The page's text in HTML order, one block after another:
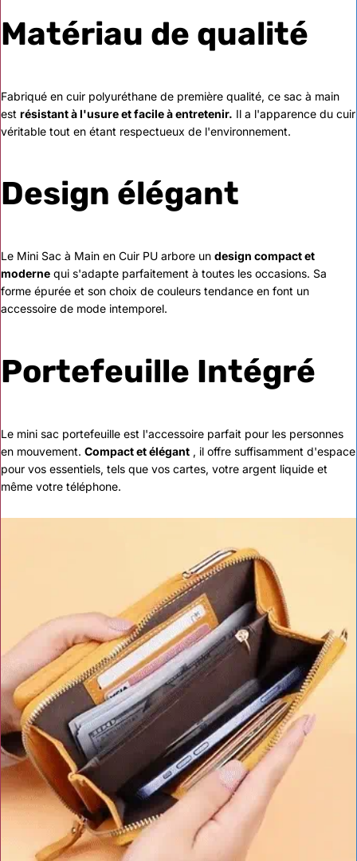
Matériau de qualité
Fabriqué en cuir polyuréthane de première qualité, ce sac à main
est résistant à l'usure et facile à entretenir. Il a l'apparence du cuir
véritable tout en étant respectueux de l'environnement.
Design élégant
Le Mini Sac à Main en Cuir PU arbore un design compact et
moderne qui s'adapte parfaitement à toutes les occasions. Sa
forme épurée et son choix de couleurs tendance en font un
accessoire de mode intemporel.
Portefeuille Intégré
Le mini sac portefeuille est l'accessoire parfait pour les personnes
en mouvement. Compact et élégant , il offre suffisamment d'espace
pour vos essentiels, tels que vos cartes, votre argent liquide et
même votre téléphone.